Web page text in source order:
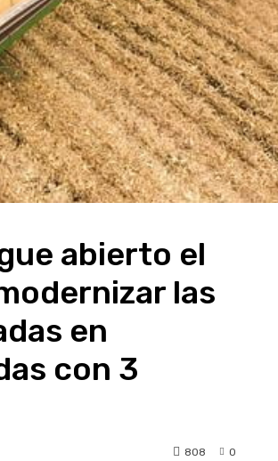
abierto el
las
en
con 3
0
808